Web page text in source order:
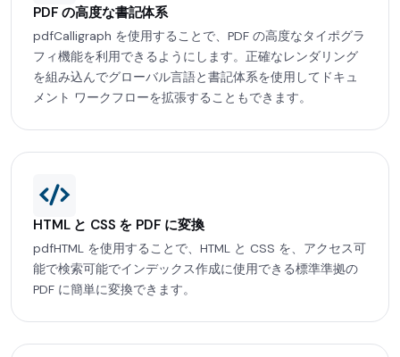
PDF の高度な書記体系
pdfCalligraph を使用することで、PDF の高度なタイポグラ
フィ機能を利用できるようにします。正確なレンダリング
を組み込んでグローバル言語と書記体系を使用してドキュ
メント ワークフローを拡張することもできます。
HTML と CSS を PDF に変換
pdfHTML を使用することで、HTML と CSS を、アクセス可
能で検索可能でインデックス作成に使用できる標準準拠の
PDF に簡単に変換できます。